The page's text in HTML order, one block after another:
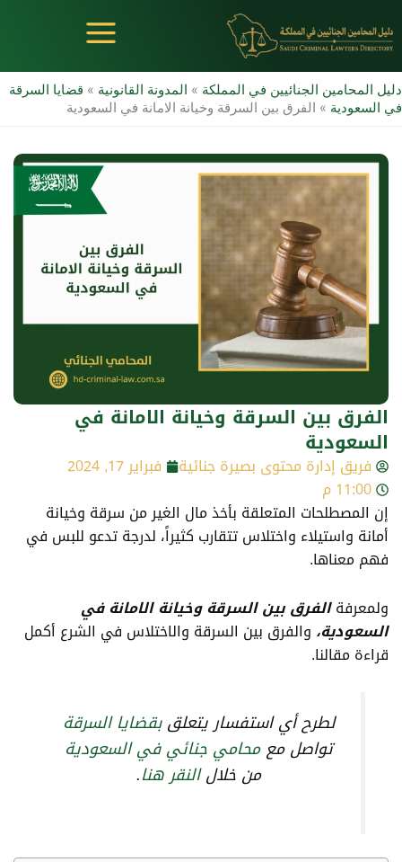
إلى
المحتوى
دليل المحامين الجنائيين في المملكة » المدونة القانونية » قضايا السرقة
في السعودية » الفرق بين السرقة وخيانة الامانة في السعودية
الفرق بين السرقة وخيانة الامانة في
السعودية
فريق إدارة محتوى بصيرة جنائية
فبراير 17, 2024
11:00 م
إن المصطلحات المتعلقة بأخذ مال الغير من سرقة وخيانة
أمانة واستيلاء واختلاس تتقارب كثيراً، لدرجة تدعو للبس في
فهم معناها.
ولمعرفةالفرق بين السرقة وخيانة الامانة في
السعودية، والفرق بين السرقة والاختلاس في الشرع أكمل
قراءة مقالنا.
لطرح أي استفسار يتعلقبقضايا السرقة
تواصل معمحامي جنائي في السعودية
من خلالالنقر هنا.